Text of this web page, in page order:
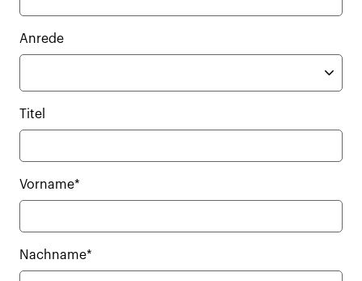
Anrede
Titel
Vorname*
Nachname*